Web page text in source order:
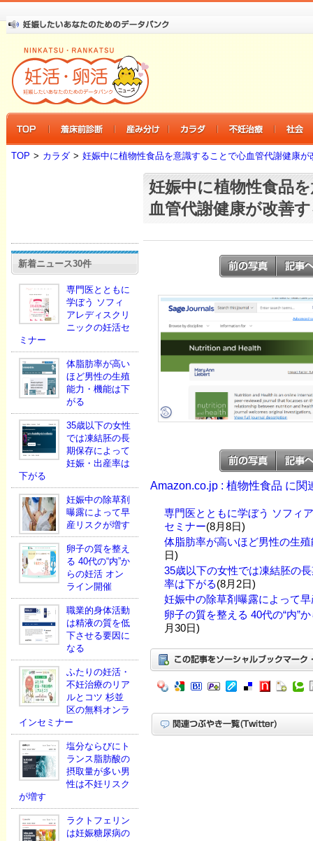
TOP > カラダ > 妊娠中に植物性食品を意識することで心血管代謝健康が
新着ニュース30件
専門医とともに
学ぼう ソフィ
アレディスクリ
ニックの妊活セ
ミナー
体脂肪率が高い
ほど男性の生殖
能力・機能は下
がる
35歳以下の女性
では凍結胚の長
期保存によって
妊娠・出産率は
下がる
妊娠中の除草剤
曝露によって早
産リスクが増す
卵子の質を整え
る 40代の“内”か
らの妊活 オン
ライン開催
職業的身体活動
は精液の質を低
下させる要因に
なる
ふたりの妊活・
不妊治療のリア
ルとコツ 杉並
区の無料オンラ
インセミナー
塩分ならびにト
ランス脂肪酸の
摂取量が多い男
性は不妊リスク
が増す
ラクトフェリン
は妊娠糖尿病の
妊娠中に植物性食品
血管代謝健康が改善
Amazon.co.jp : 植物性食品 に関
専門医とともに学ぼう ソフィ
セミナー(8月8日)
体脂肪率が高いほど男性の生
日)
35歳以下の女性では凍結胚の
率は下がる(8月2日)
妊娠中の除草剤曝露によって
卵子の質を整える 40代の“内”
月30日)